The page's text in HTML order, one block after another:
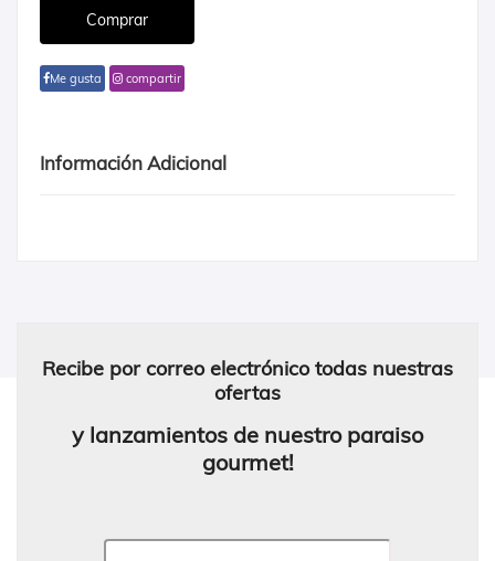
Me gusta compartir
Información Adicional
Recibe por correo electrónico todas nuestras
ofertas
y lanzamientos de nuestro paraiso
gourmet!